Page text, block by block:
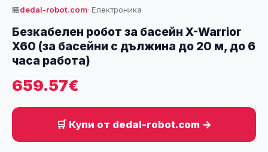
🏪dedal-robot.com· Електроника
Безкабелен робот за басейн X-Warrior
X60 (за басейни с дължина до 20 м, до 6
часа работа)
659.57€
🛒 Купи от dedal-robot.com →